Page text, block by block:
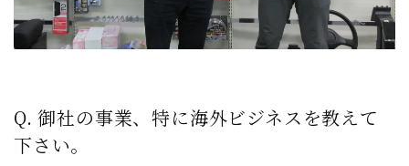
Q. 御社の事業、特に海外ビジネスを教えて
下さい。